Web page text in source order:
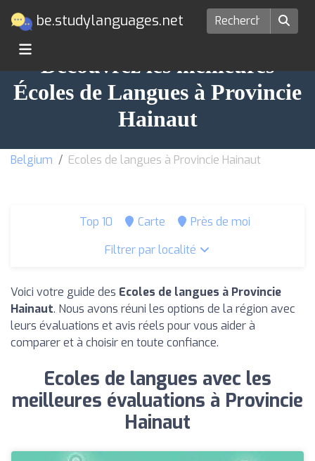
be.studylanguages.net
Découvrez les meilleures
Écoles de Langues à Provincie
Hainaut
Belgium Ecoles de langues à Provincie Hainaut
Top 10 Carte
Près de moi
Filtrer par localité
Voici votre guide des Ecoles de langues à Provincie
Hainaut. Nous avons réuni les options de la région avec
leurs évaluations et avis réels pour vous aider à
comparer et à choisir en toute confiance.
Ecoles de langues avec les
meilleures évaluations à Provincie
Hainaut